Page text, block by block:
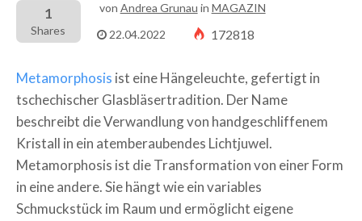
1
Shares
von Andrea Grunau in MAGAZIN
22.04.2022
172818
Metamorphosis ist eine Hängeleuchte, gefertigt in
tschechischer Glasbläsertradition. Der Name
beschreibt die Verwandlung von handgeschliffenem
Kristall in ein atemberaubendes Lichtjuwel.
Metamorphosis ist die Transformation von einer Form
in eine andere. Sie hängt wie ein variables
Schmuckstück im Raum und ermöglicht eigene